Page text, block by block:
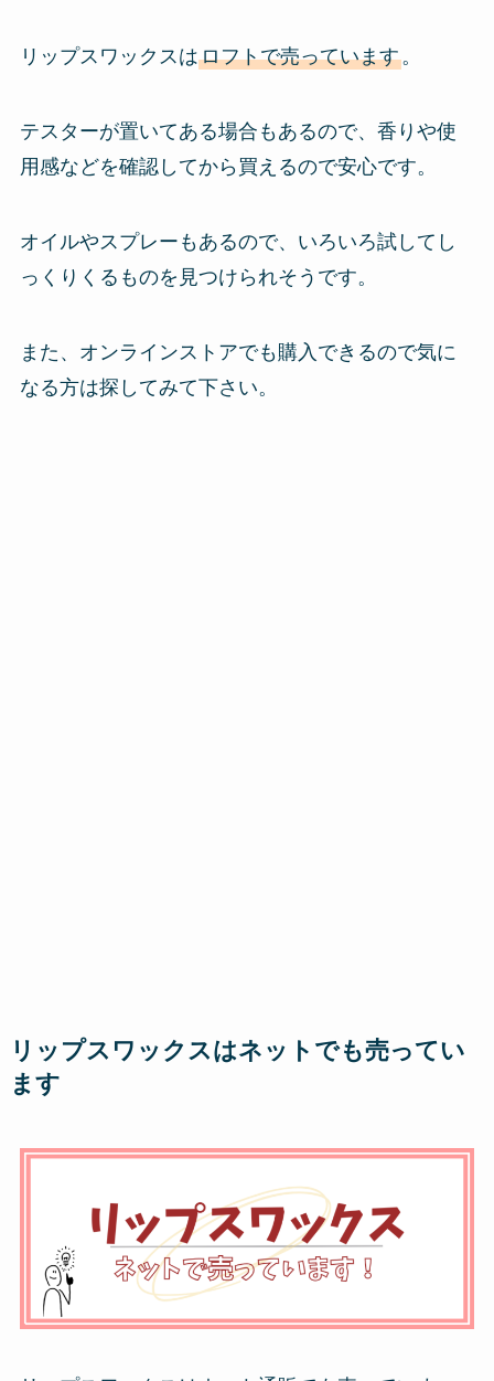
リップスワックスはロフトで売っています。
テスターが置いてある場合もあるので、香りや使
用感などを確認してから買えるので安心です。
オイルやスプレーもあるので、いろいろ試してし
っくりくるものを見つけられそうです。
また、オンラインストアでも購入できるので気に
なる方は探してみて下さい。
リップスワックスはネットでも売ってい
ます